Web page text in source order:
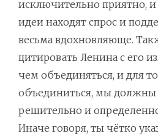
исключительно приятно, и
идеи находят спрос и
весьма вдохновляюще.
цитировать Ленина с его
чем объединяться, и для
объединиться, мы должны
решительно и
Иначе говоря, ты чётко